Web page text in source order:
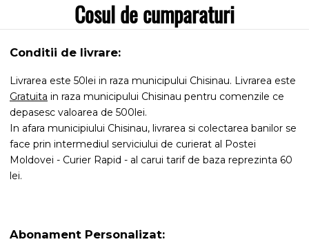
Cosul de cumparaturi
Conditii de livrare:
Livrarea este 50lei in raza municipului Chisinau. Livrarea este
Gratuita in raza municipului Chisinau pentru comenzile ce
depasesc valoarea de 500lei.
In afara municipiului Chisinau, livrarea si colectarea banilor se
face prin intermediul serviciului de curierat al Postei
Moldovei - Curier Rapid - al carui tarif de baza reprezinta 60
lei.
Abonament Personalizat: